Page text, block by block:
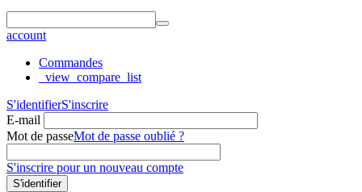
account
Commandes
_view_compare_list
S'identifierS'inscrire
E-mail
Mot de passeMot de passe oublié ?
S'inscrire pour un nouveau compte
S'identifier